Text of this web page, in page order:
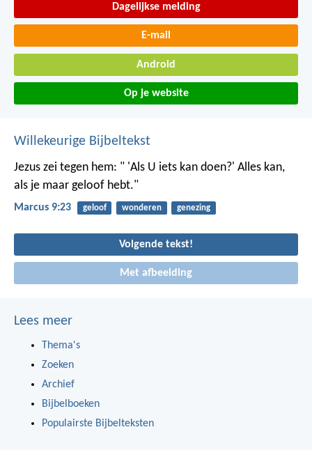
Dagelijkse melding
E-mail
Android
Op je website
Willekeurige Bijbeltekst
Jezus zei tegen hem: " 'Als U iets kan doen?' Alles kan,
als je maar geloof hebt."
Marcus 9:23 geloof wonderen genezing
Volgende tekst!
Met afbeelding
Lees meer
Thema's
Zoeken
Archief
Bijbelboeken
Populairste Bijbelteksten